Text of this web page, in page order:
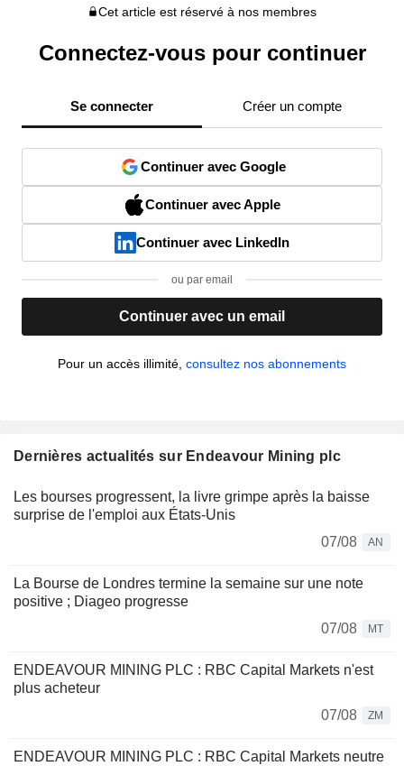
Cet article est réservé à nos membres
Connectez-vous pour continuer
Se connecter Créer un compte
Continuer avec Google
Continuer avec Apple
Continuer avec LinkedIn
ou par email
Continuer avec un email
Pour un accès illimité, consultez nos abonnements
Dernières actualités sur Endeavour Mining plc
Les bourses progressent, la livre grimpe après la baisse
surprise de l'emploi aux États-Unis
07/08
AN
La Bourse de Londres termine la semaine sur une note
positive ; Diageo progresse
07/08
MT
ENDEAVOUR MINING PLC : RBC Capital Markets n'est
plus acheteur
07/08
ZM
ENDEAVOUR MINING PLC : RBC Capital Markets neutre